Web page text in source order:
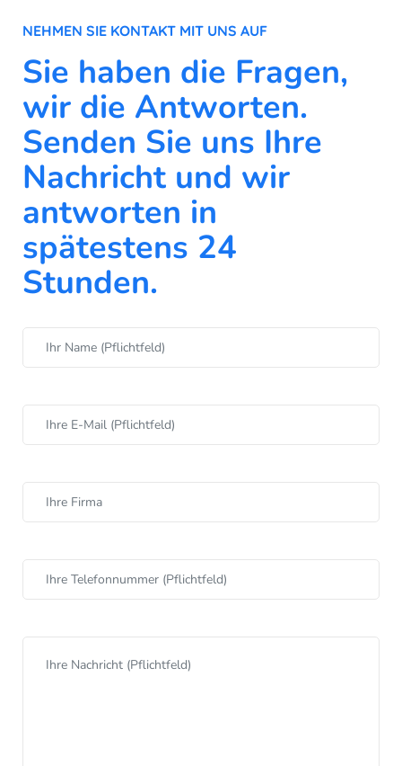
NEHMEN SIE KONTAKT MIT UNS AUF
Sie haben die Fragen,
wir die Antworten.
Senden Sie uns Ihre
Nachricht und wir
antworten in
spätestens 24
Stunden.